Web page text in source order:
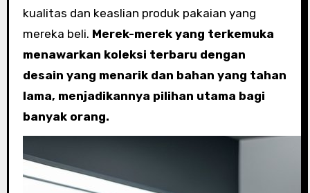
kualitas dan keaslian produk pakaian yang
mereka beli. Merek-merek yang terkemuka
menawarkan koleksi terbaru dengan
desain yang menarik dan bahan yang tahan
lama, menjadikannya pilihan utama bagi
banyak orang.